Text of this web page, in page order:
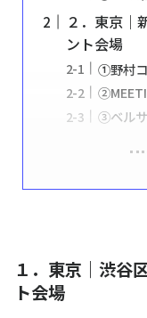
２．東京｜
ント会場
①野村
③ベル
１．東京｜渋谷
ト会場